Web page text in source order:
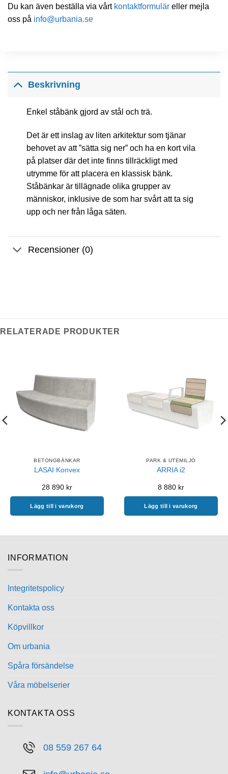
Du kan även beställa via vårt kontaktformulär eller mejla
oss på info@urbania.se
Beskrivning
Enkel ståbänk gjord av stål och trä.
Det är ett inslag av liten arkitektur som tjänar
behovet av att ”sätta sig ner” och ha en kort vila
på platser där det inte finns tillräckligt med
utrymme för att placera en klassisk bänk.
Ståbänkar är tillägnade olika grupper av
människor, inklusive de som har svårt att ta sig
upp och ner från låga säten.
Recensioner (0)
RELATERADE PRODUKTER
BETONGBÄNKAR
LASAI Konvex
28 890 kr
Lägg till i varukorg
PARK & UTEMILJÖ
ARRIA i2
8 880 kr
Lägg till i varukorg
INFORMATION
Integritetspolicy
Kontakta oss
Köpvillkor
Om urbania
Spåra försändelse
Våra möbelserier
KONTAKTA OSS
08 559 267 64